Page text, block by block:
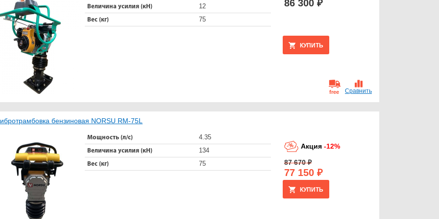
Сравнить
Величина усилия (кН) 12
Вес (кг) 75
КУПИТЬ
86 300 ₽
free
бензиновая NORSU RM-75L
Мощность (л/с) 4.35
Величина усилия (кН) 134
Вес (кг) 75
КУПИТЬ
Акция -12%
87 670 ₽
77 150 ₽